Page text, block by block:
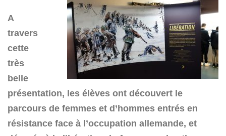
A
travers
cette
très
belle
présentation, les élèves ont découvert le
parcours de femmes et d’hommes entrés en
résistance face à l’occupation allemande, et